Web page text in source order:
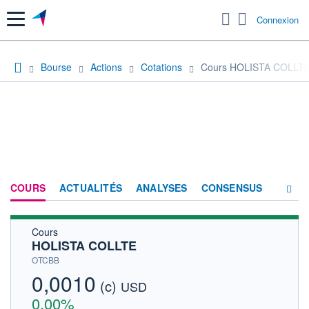
Menu Connexion
Bourse Actions Cotations Cours HOLISTA
COURS ACTUALITÉS ANALYSES CONSENSUS
Cours
HOLISTA COLLTE
OTCBB
0,0010 (c) USD
0,00%